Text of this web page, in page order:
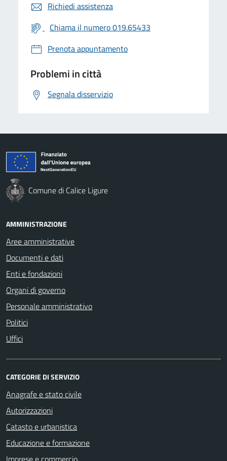
Richiedi assistenza
Chiama il numero 019.65433
Prenota appuntamento
Problemi in città
Segnala disservizio
Comune di Calice Ligure
AMMINISTRAZIONE
Aree amministrative
Documenti e dati
Enti e fondazioni
Organi di governo
Personale amministrativo
Politici
Uffici
CATEGORIE DI SERVIZIO
Anagrafe e stato civile
Autorizzazioni
Catasto e urbanistica
Educazione e formazione